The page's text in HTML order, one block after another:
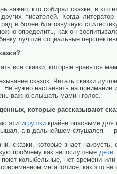
важно, кто собирал сказки, и
писателей. Когда
и более благозвучную
определить, как он
лучшие социальные
все сказки, которые нравятся
сказок. Читать сказки
нужно настаивать на понимании
важно слышать мамин голос.
которые рассказывают
эти игрушкикрайне опасными для
а в дальнейшем слушался —
сказки, которые знает
проблему как непослушные дети.
колыбельные, нет времени
мегаполисе, как это